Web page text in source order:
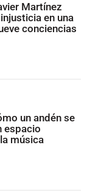
Martínez
en una
conciencias
un andén se
espacio
música